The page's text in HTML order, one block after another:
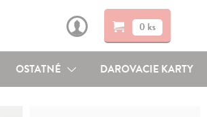
0 ks
OSTATNÉ DAROVACIE KARTY